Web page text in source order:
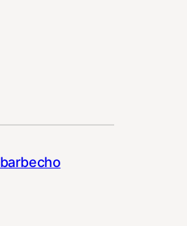
barbecho